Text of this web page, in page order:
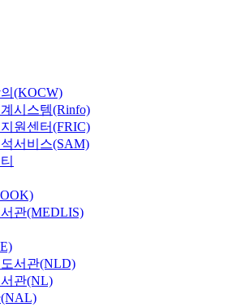
(KOCW)
시스템(Rinfo)
원센터(FRIC)
서비스(SAM)
관(MEDLIS)
서관(NLD)
관(NL)